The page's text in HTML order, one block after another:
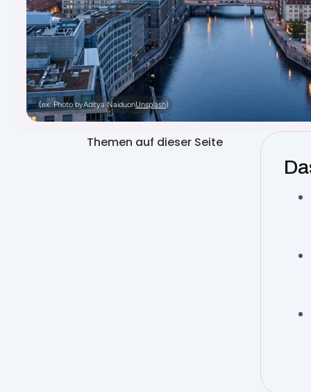
(ex: Photo byAditya NaiduonUnsplash)
Themen auf dieser Seite